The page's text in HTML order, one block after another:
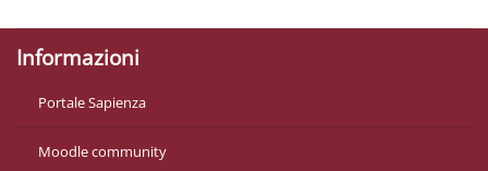
Informazioni
Portale Sapienza
Moodle community